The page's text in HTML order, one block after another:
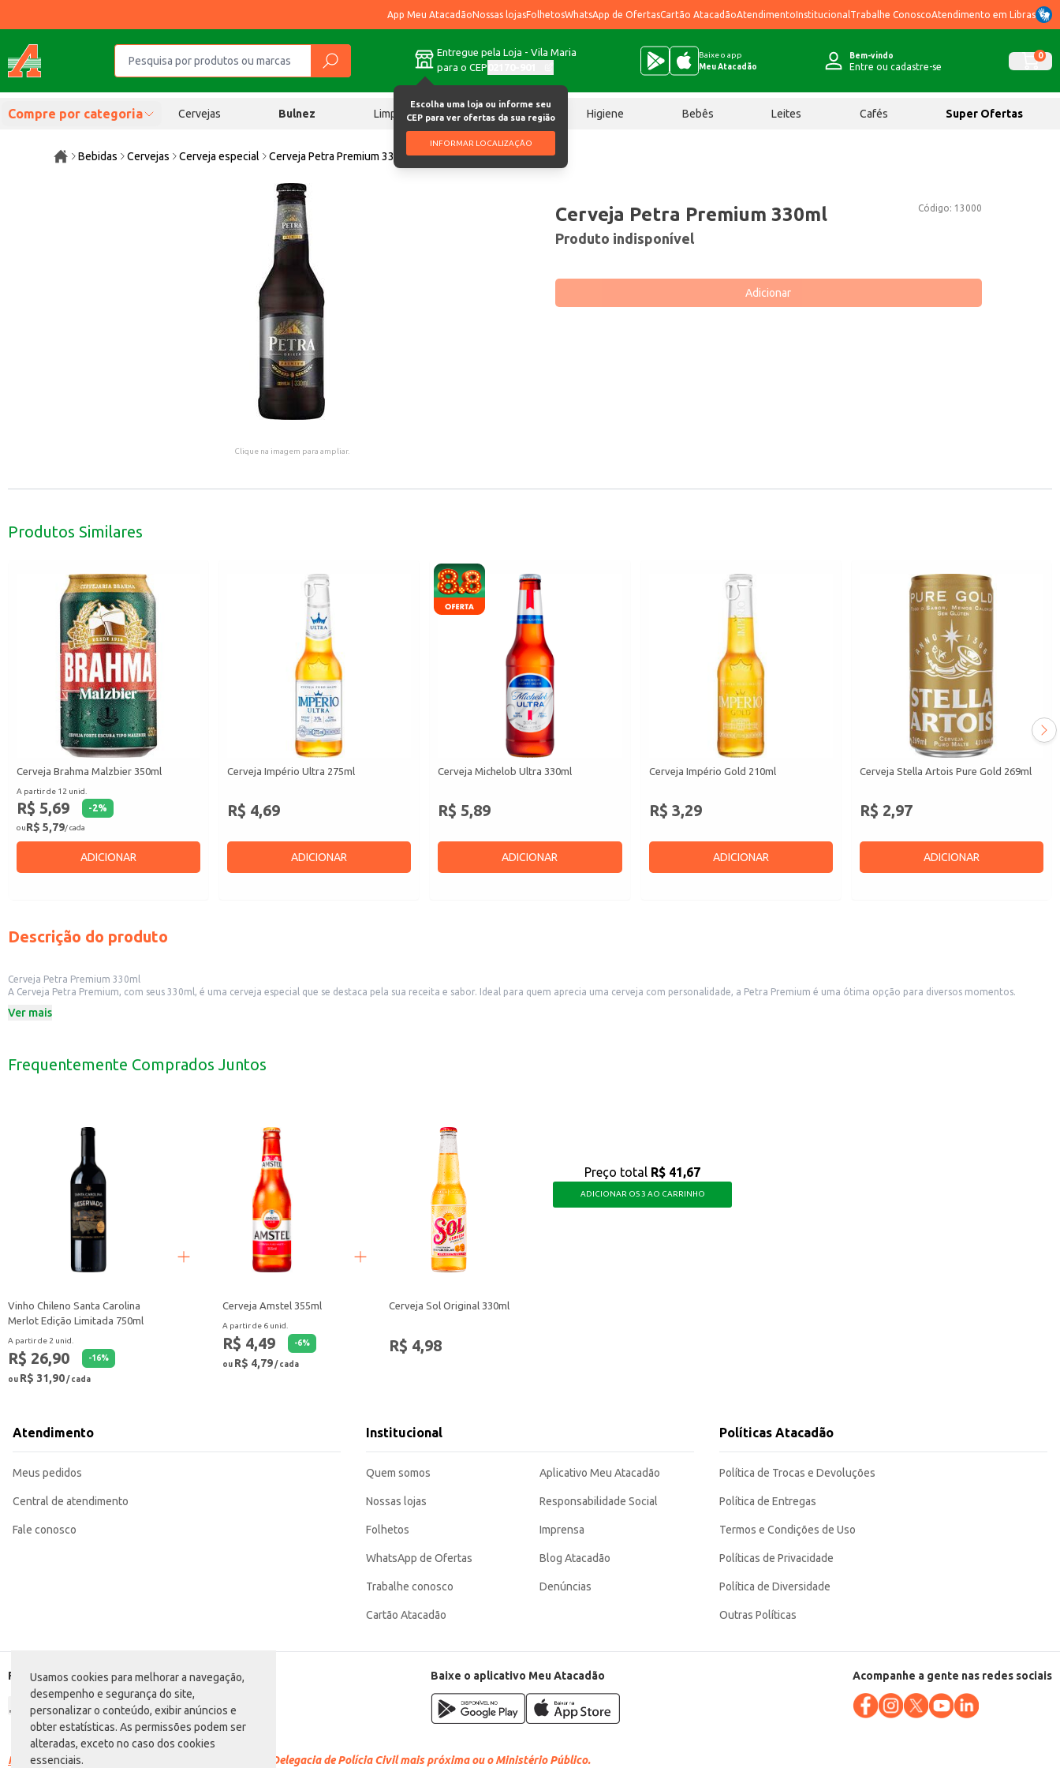
Usamos cookies para melhorar a navegação,
desempenho e segurança do site,
personalizar o conteúdo, exibir anúncios e
obter estatísticas. As permissões podem ser
alteradas, exceto no caso dos cookies
essenciais.
App Meu AtacadãoNossas lojasFolhetosWhatsApp de OfertasCartão AtacadãoAtendimentoInstitucional Trabalhe ConoscoAtendimento em Libras
Entregue pela Loja - Vila Maria
para o CEP
Escolha uma loja ou informe seu
CEP para ver ofertas da sua região
INFORMAR LOCALIZAÇÃO
Baixe o app
Meu Atacadão
Bem-vindo
Entre ou cadastre-se
0
Compre por categoria Cervejas Bulnez Limpeza Chocolates Higiene Bebês Leites Cafés Super Ofertas
Bebidas Cervejas Cerveja especial Cerveja Petra Premium 330ml
Clique na imagem para ampliar.
Código: 13000
Cerveja Petra Premium 330ml
Produto indisponível
Adicionar
Produtos Similares
Cerveja Brahma Malzbier 350ml
A partir de 12 unid.
R$ 5,69 -2%
ouR$ 5,79/ cada
ADICIONAR
Cerveja Império Ultra 275ml
R$ 4,69
ADICIONAR
Cerveja Michelob Ultra 330ml
R$ 5,89
ADICIONAR
Cerveja Império Gold 210ml
R$ 3,29
ADICIONAR
Cerveja Stella Artois Pure Gold 269ml
R$ 2,97
ADICIONAR
Descrição do produto
Cerveja Petra Premium 330ml
A Cerveja Petra Premium, com seus 330ml, é uma cerveja especial que se destaca pela sua receita e sabor. Ideal para quem aprecia uma cerveja com personalidade, a Petra Premium é uma ótima opção para diversos momentos.
Acompanhar refeições em casa ou em restaurantes.
Experimente harmonizar com petiscos, carnes grelhadas ou queijos.
Ver mais
Frequentemente Comprados Juntos
Vinho Chileno Santa Carolina
Merlot Edição Limitada 750ml
A partir de 2 unid.
R$ 26,90 -16%
ou R$ 31,90/ cada
Cerveja Amstel 355ml
A partir de 6 unid.
R$ 4,49 -6%
ou R$ 4,79/ cada
Cerveja Sol Original 330ml
R$ 4,98
Preço total R$ 41,67
ADICIONAR OS 3 AO CARRINHO
Atendimento
Meus pedidos
Central de atendimento
Fale conosco
Institucional
Quem somos
Nossas lojas
Folhetos
WhatsApp de Ofertas
Trabalhe conosco
Cartão Atacadão
Aplicativo Meu Atacadão
Responsabilidade Social
Imprensa
Blog Atacadão
Denúncias
Políticas Atacadão
Política de Trocas e Devoluções
Política de Entregas
Termos e Condições de Uso
Políticas de Privacidade
Política de Diversidade
Outras Políticas
Formas de pagamento Baixe o aplicativo Meu Atacadão Acompanhe a gente nas redes sociais
Racismo é crime. Denuncie. Disque 100 ou procure a Delegacia de Polícia Civil mais próxima ou o Ministério Público.